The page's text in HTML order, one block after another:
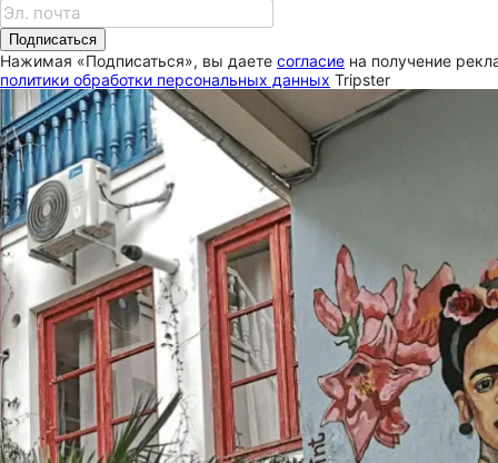
Подписаться
Нажимая «Подписаться», вы даете согласие на получение
политики обработки персональных данных Tripster